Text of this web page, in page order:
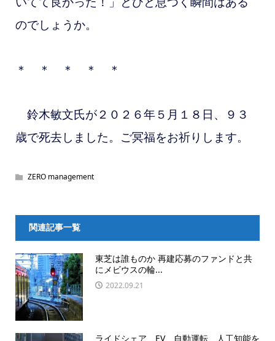
のでしょうか。
＊ ＊ ＊ ＊ ＊
鈴木敏文氏が２０２６年５月１８日、９３
歳で死去しました。ご冥福をお祈りします。
ZERO management
関連記事一覧
東芝は誰ものか 再建応募のファンドと共
にメビウスの輪...
2022.09.21
ライドシェア EV、自動運転、人工知能を